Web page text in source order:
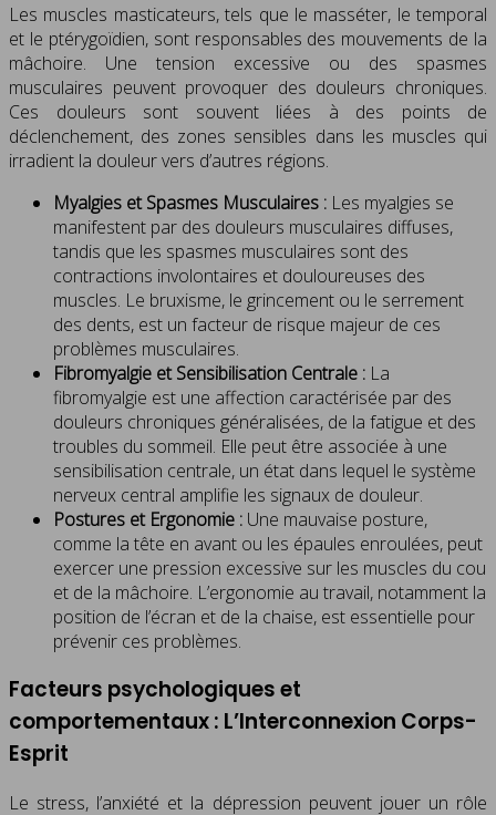
Les muscles masticateurs, tels que le masséter, le temporal
et le ptérygoïdien, sont responsables des mouvements de la
mâchoire. Une tension excessive ou des spasmes
musculaires peuvent provoquer des douleurs chroniques.
Ces douleurs sont souvent liées à des points de
déclenchement, des zones sensibles dans les muscles qui
irradient la douleur vers d’autres régions.
Myalgies et Spasmes Musculaires : Les myalgies se
manifestent par des douleurs musculaires diffuses,
tandis que les spasmes musculaires sont des
contractions involontaires et douloureuses des
muscles. Le bruxisme, le grincement ou le serrement
des dents, est un facteur de risque majeur de ces
problèmes musculaires.
Fibromyalgie et Sensibilisation Centrale : La
fibromyalgie est une affection caractérisée par des
douleurs chroniques généralisées, de la fatigue et des
troubles du sommeil. Elle peut être associée à une
sensibilisation centrale, un état dans lequel le système
nerveux central amplifie les signaux de douleur.
Postures et Ergonomie : Une mauvaise posture,
comme la tête en avant ou les épaules enroulées, peut
exercer une pression excessive sur les muscles du cou
et de la mâchoire. L’ergonomie au travail, notamment la
position de l’écran et de la chaise, est essentielle pour
prévenir ces problèmes.
Facteurs psychologiques et
comportementaux : L’Interconnexion Corps-
Esprit
Le stress, l’anxiété et la dépression peuvent jouer un rôle